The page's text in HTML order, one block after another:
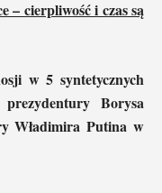
– cierpliwość i czas są
w 5 syntetycznych
Borysa
Władimira Putina w